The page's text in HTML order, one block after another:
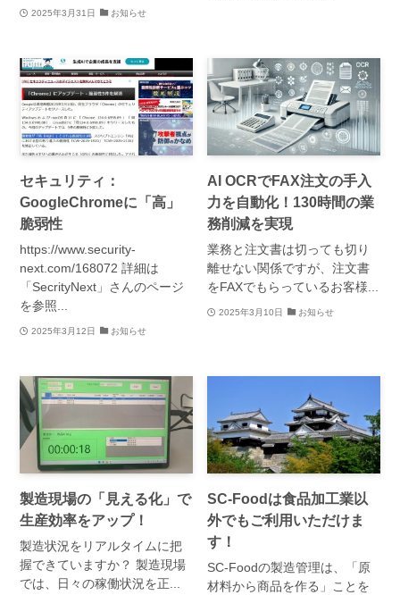
2025年3月31日 お知らせ
セキュリティ：
GoogleChromeに「高」
脆弱性
https://www.security-
next.com/168072 詳細は
「SecrityNext」さんのページ
を参照...
2025年3月12日 お知らせ
AI OCRでFAX注文の手入
力を自動化！130時間の業
務削減を実現
業務と注文書は切っても切り
離せない関係ですが、注文書
をFAXでもらっているお客様...
2025年3月10日 お知らせ
製造現場の「見える化」で
生産効率をアップ！
製造状況をリアルタイムに把
握できていますか？ 製造現場
では、日々の稼働状況を正...
SC-Foodは食品加工業以
外でもご利用いただけま
す！
SC-Foodの製造管理は、「原
材料から商品を作る」ことを